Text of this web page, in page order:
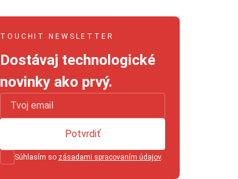
TOUCHIT NEWSLETTER
Dostávaj technologické
novinky ako prvý.
Súhlasím so zásadami spracovaním údajov.
Potvrdiť